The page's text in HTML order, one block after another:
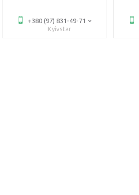
+380 (97) 831-49-71
Kyivstar